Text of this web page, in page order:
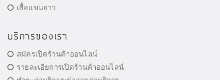
เสื้อแขนยาว
บริการของเรา
สมัครเปิดร้านค้าออนไลน์
รายละเอียการเปิดร้านค้าออนไลน์